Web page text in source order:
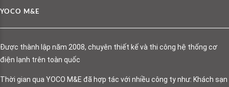
YOCO M&E
Được thành lập năm 2008, chuyên thiết kế và thi công hệ thống cơ
điện lạnh trên toàn quốc
Thời gian qua YOCO M&E đã hợp tác với nhiều công ty như: Khách sạn